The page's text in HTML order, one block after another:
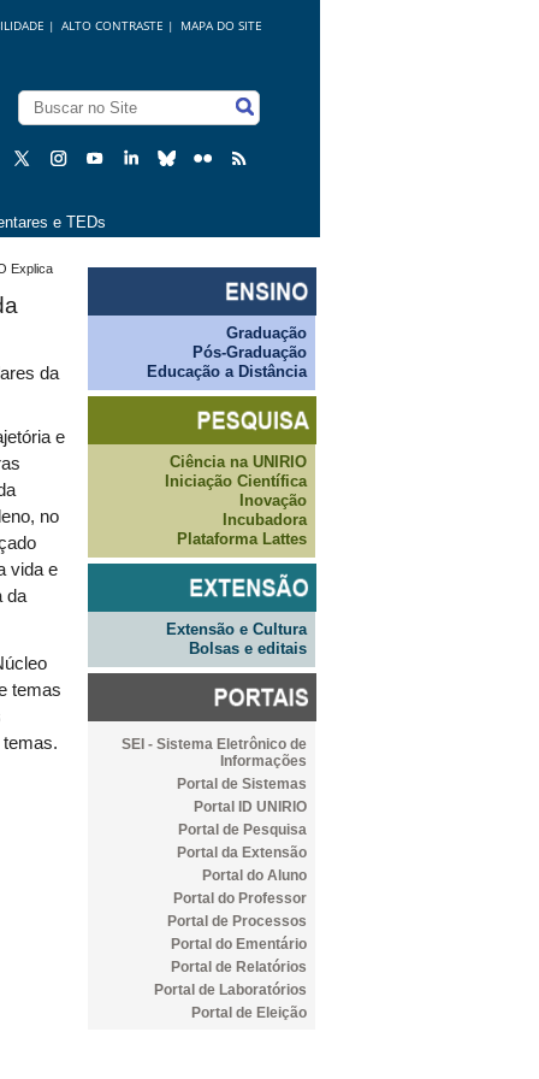
MAPA DO SITE
ALTO CONTRASTE |
|
e TEDs
Explica
da
e
no
vida e
da
temas
Graduação
Pós-Graduação
Educação a Distância
Ciência na UNIRIO
Iniciação Científica
Inovação
Incubadora
Plataforma Lattes
Extensão e Cultura
Bolsas e editais
SEI - Sistema Eletrônico de
Informações
Portal de Sistemas
Portal ID UNIRIO
Portal de Pesquisa
Portal da Extensão
Portal do Aluno
Portal do Professor
Portal de Processos
Portal do Ementário
Portal de Relatórios
Portal de Laboratórios
Portal de Eleição